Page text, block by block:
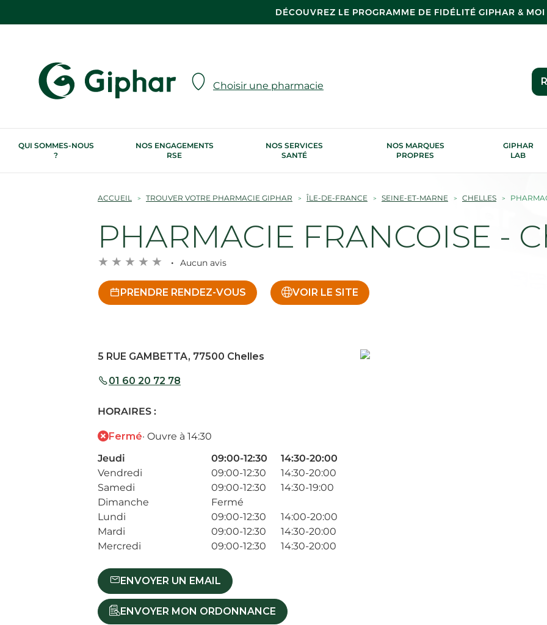
DÉCOUVREZ LE PROGRAMME DE FIDÉLITÉ GIPHAR & MOI
Choisir une pharmacie
QUI SOMMES-NOUS
?
NOS ENGAGEMENTS
RSE
NOS SERVICES
SANTÉ
NOS MARQUES
PROPRES
GIPHAR
LAB
ACCUEIL TROUVER VOTRE PHARMACIE GIPHAR ÎLE-DE-FRANCE SEINE-ET-MARNE CHELLES
PHARMACIE FRANCOISE -
Aucun avis
PRENDRE RENDEZ-VOUS VOIR LE SITE
5 RUE GAMBETTA, 77500 Chelles
01 60 20 72 78
HORAIRES :
Fermé· Ouvre à 14:30
Jeudi
09:00-12:30
14:30-20:00
Vendredi
09:00-12:30
14:30-20:00
Samedi
09:00-12:30
14:30-19:00
Dimanche
Fermé
Lundi
09:00-12:30
14:00-20:00
Mardi
09:00-12:30
14:30-20:00
Mercredi
09:00-12:30 14:30-20:00
ENVOYER UN EMAIL
ENVOYER MON ORDONNANCE